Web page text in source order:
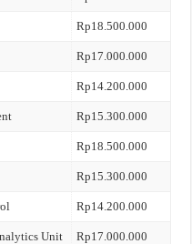
Rp18.500.000
Rp17.000.000
Rp14.200.000
Rp15.300.000
Rp18.500.000
Rp15.300.000
Rp14.200.000
Unit Rp17.000.000